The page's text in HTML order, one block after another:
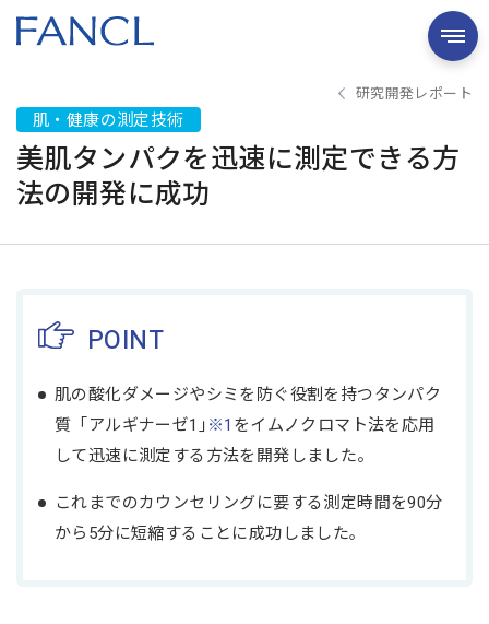
研究開発レポート
肌・健康の測定技術
美肌タンパクを迅速に測定できる方
法の開発に成功
POINT
肌の酸化ダメージやシミを防ぐ役割を持つタンパク
質「アルギナーゼ1｣ ※1 をイムノクロマト法を応用
して迅速に測定する方法を開発しました。
これまでのカウンセリングに要する測定時間を90分
から5分に短縮することに成功しました｡